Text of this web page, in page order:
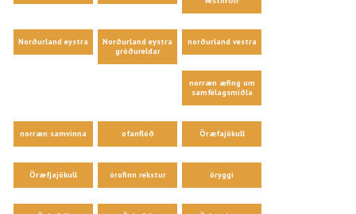
Norðurland eystra
Norðurland eystra
gróðureldar
norðurland vestra
norræn æfing um
samfélagsmiðla
norræn samvinna ofanflóð Öræfajökull
Öræfjajökull órofinn rekstur öryggi